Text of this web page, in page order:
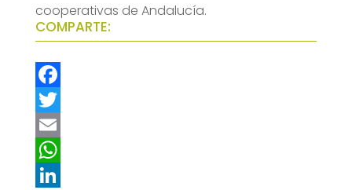
cooperativas de Andalucía.
COMPARTE:
F
a
c
e
T
w
E
m
W